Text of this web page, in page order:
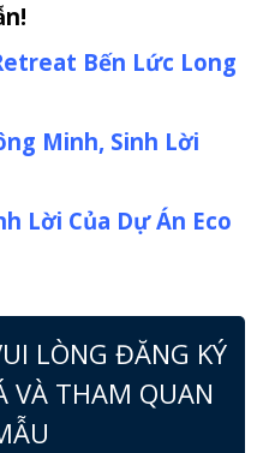
Bến Lức Long
Minh, Sinh Lời
Lời Của Dự Án Eco
LÒNG ĐĂNG KÝ
VÀ THAM QUAN